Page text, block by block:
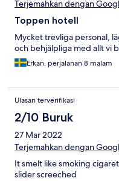
Terjemahkan dengan
Toppen hotell
Mycket trevliga personal,
och behjälpliga med allt vi
Erkan, perjalanan 8 malam
Ulasan terverifikasi
2/10 Buruk
27 Mar 2022
Terjemahkan dengan
It smelt like smoking
slider screeched